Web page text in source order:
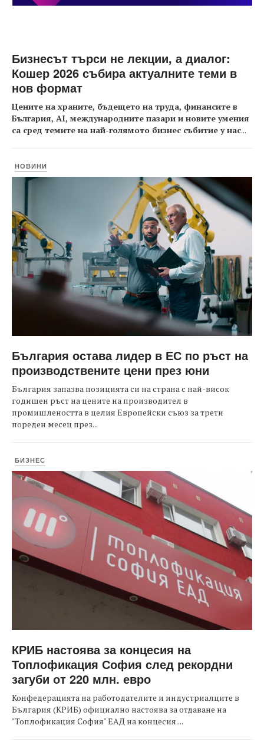
Бизнесът търси не лекции, а диалог:
Кошер 2026 събира актуалните теми в
нов формат
Цените на храните, бъдещето на труда, финансите в
България, AI, международните пазари и новите умения
са сред темите на най-голямото бизнес събитие у нас...
НОВИНИ
България остава лидер в ЕС по ръст на
производствените цени през юни
България запазва позицията си на страна с най-висок
годишен ръст на цените на производител в
промишлеността в целия Европейски съюз за трети
пореден месец през...
БИЗНЕС
КРИБ настоява за концесия на
Топлофикация София след рекордни
загуби от 220 млн. евро
Конфедерацията на работодателите и индустриалците в
България (КРИБ) официално настоява за отдаване на
"Топлофикация София" ЕАД на концесия....